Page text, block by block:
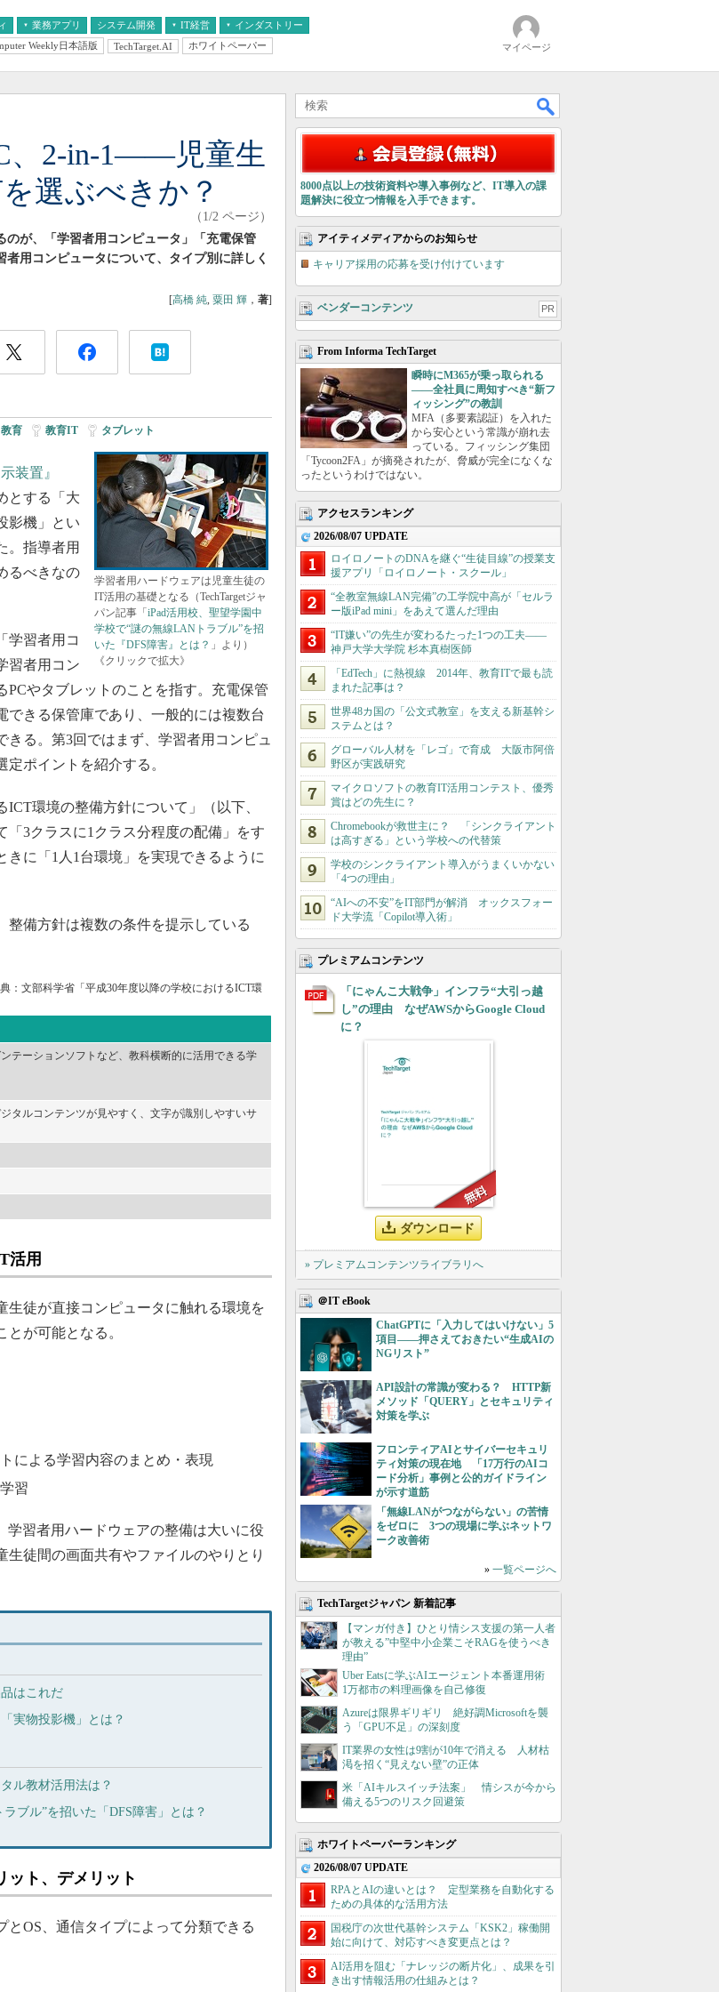
業務アプリ システム開発 IT経営
営とIT
インダストリー
医療IT
Weekly日本語版 TechTarget.AI ホワイトペーパー マイページ
、2-in-1――児童生
選ぶべきか？
（1/2 ページ）
が、「学習者用コンピュータ」「充電保管
用コンピュータについて、タイプ別に詳しく
[高橋 純, 粟田 輝 ， 著]
教育 教育IT タブレット
学習者用ハードウェアは児童生徒の
IT活用の基礎となる（TechTargetジャ
パン記事「 iPad活用校、聖望学園中
学校で“謎の無線LANトラブル”を招
いた『DFS障害』とは？ 」より）
《クリックで拡大》
装置』
とする「大
影機」とい
。指導者用
るべきなの
学習者用コ
習者用コン
やタブレットのことを指す。充電保管
きる保管庫であり、一般的には複数台
る。第3回ではまず、学習者用コンピュ
ポイントを紹介する。
環境の整備方針について」（以下、
3クラスに1クラス分程度の配備」をす
に「1人1台環境」を実現できるように
備方針は複数の条件を提示している
文部科学省「平成30年度以降の学校におけるICT環
テーションソフトなど、教科横断的に活用できる学
タルコンテンツが見やすく、文字が識別しやすいサ
活用
徒が直接コンピュータに触れる環境を
が可能となる。
による学習内容のまとめ・表現
習
習者用ハードウェアの整備は大いに役
徒間の画面共有やファイルのやりとり
はこれだ
実物投影機」とは？
ル教材活用法は？
ブル”を招いた「DFS障害」とは？
ット、デメリット
OS、通信タイプによって分類できる
8000点以上の技術資料や導入事例など、IT導入の課
題解決に役立つ情報を入手できます。
アイティメディアからのお知らせ
キャリア採用の応募を受け付けています
ベンダーコンテンツ PR
From Informa TechTarget
瞬時にM365が乗っ取られる
――全社員に周知すべき“新フ
ィッシング”の教訓
MFA（多要素認証）を入れた
から安心という常識が崩れ去
っている。フィッシング集団
「Tycoon2FA」が摘発されたが、脅威が完全になくな
ったというわけではない。
アクセスランキング
2026/08/07 UPDATE
ロイロノートのDNAを継ぐ“生徒目線”の授業支
援アプリ「ロイロノート・スクール」
“全教室無線LAN完備”の工学院中高が「セルラ
ー版iPad mini」をあえて選んだ理由
“IT嫌い”の先生が変わるたった1つの工夫――
神戸大学大学院 杉本真樹医師
「EdTech」に熱視線 2014年、教育ITで最も読
まれた記事は？
世界48カ国の「公文式教室」を支える新基幹シ
ステムとは？
グローバル人材を「レゴ」で育成 大阪市阿倍
野区が実践研究
マイクロソフトの教育IT活用コンテスト、優秀
賞はどの先生に？
Chromebookが救世主に？ 「シンクライアント
は高すぎる」という学校への代替策
学校のシンクライアント導入がうまくいかない
「4つの理由」
“AIへの不安”をIT部門が解消 オックスフォー
ド大学流「Copilot導入術」
プレミアムコンテンツ
「にゃんこ大戦争」インフラ“大引っ越
し”の理由 なぜAWSからGoogle Cloud
に？
ダウンロード
» プレミアムコンテンツライブラリへ
＠IT eBook
ChatGPTに「入力してはいけない」5
項目――押さえておきたい“生成AIの
NGリスト”
API設計の常識が変わる？ HTTP新
メソッド「QUERY」とセキュリティ
対策を学ぶ
フロンティアAIとサイバーセキュリ
ティ対策の現在地 「17万行のAIコ
ード分析」事例と公的ガイドライン
が示す道筋
「無線LANがつながらない」の苦情
をゼロに 3つの現場に学ぶネットワ
ーク改善術
» 一覧ページへ
TechTargetジャパン 新着記事
【マンガ付き】ひとり情シス支援の第一人者
が教える”中堅中小企業こそRAGを使うべき
理由”
Uber Eatsに学ぶAIエージェント本番運用術
1万都市の料理画像を自己修復
Azureは限界ギリギリ 絶好調Microsoftを襲
う「GPU不足」の深刻度
IT業界の女性は9割が10年で消える 人材枯
渇を招く“見えない壁”の正体
米「AIキルスイッチ法案」 情シスが今から
備える5つのリスク回避策
ホワイトペーパーランキング
2026/08/07 UPDATE
RPAとAIの違いとは？ 定型業務を自動化する
ための具体的な活用方法
国税庁の次世代基幹システム「KSK2」稼働開
始に向けて、対応すべき変更点とは？
AI活用を阻む「ナレッジの断片化」、成果を引
き出す情報活用の仕組みとは？